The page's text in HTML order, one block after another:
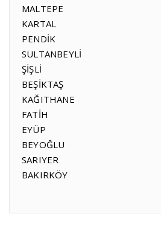
MALTEPE
KARTAL
PENDİK
SULTANBEYLİ
ŞİŞLİ
BEŞİKTAŞ
KAĞITHANE
FATİH
EYÜP
BEYOĞLU
SARIYER
BAKIRKÖY